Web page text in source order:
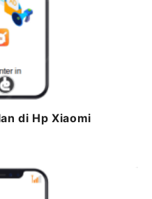
di Hp Xiaomi